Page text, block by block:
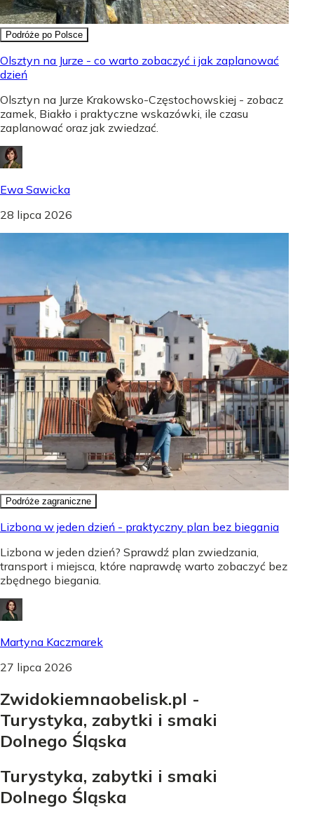
Podróże po Polsce
Olsztyn na Jurze - co warto zobaczyć i jak zaplanować
dzień
Olsztyn na Jurze Krakowsko-Częstochowskiej - zobacz
zamek, Biakło i praktyczne wskazówki, ile czasu
zaplanować oraz jak zwiedzać.
Ewa Sawicka
28 lipca 2026
Podróże zagraniczne
Lizbona w jeden dzień - praktyczny plan bez biegania
Lizbona w jeden dzień? Sprawdź plan zwiedzania,
transport i miejsca, które naprawdę warto zobaczyć bez
zbędnego biegania.
Martyna Kaczmarek
27 lipca 2026
Zwidokiemnaobelisk.pl -
Turystyka, zabytki i smaki
Dolnego Śląska
Turystyka, zabytki i smaki
Dolnego Śląska